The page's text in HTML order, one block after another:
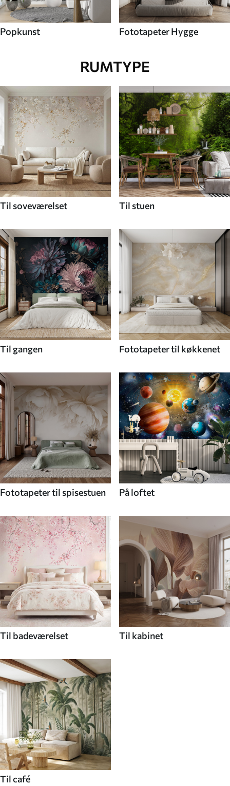
Popkunst Fototapeter Hygge
RUMTYPE
Til soveværelset Til stuen
Til gangen Fototapeter til køkkenet
Fototapeter til spisestuen På loftet
Til badeværelset Til kabinet
Til café